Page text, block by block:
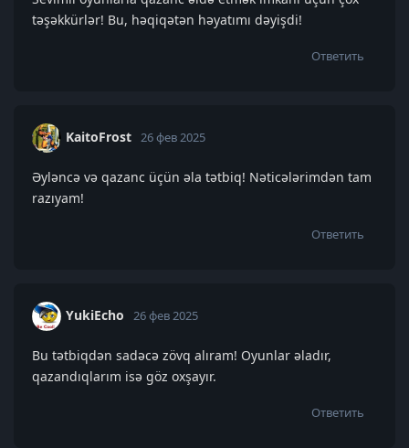
təşəkkürlər! Bu, həqiqətən həyatımı dəyişdi!
Ответить
KaitoFrost 26 фев 2025
Əyləncə və qazanc üçün əla tətbiq! Nəticələrimdən tam
razıyam!
Ответить
YukiEcho 26 фев 2025
Bu tətbiqdən sadəcə zövq alıram! Oyunlar əladır,
qazandıqlarım isə göz oxşayır.
Ответить